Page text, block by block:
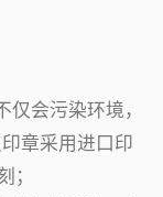
会污染环境，
章采用进口印
；